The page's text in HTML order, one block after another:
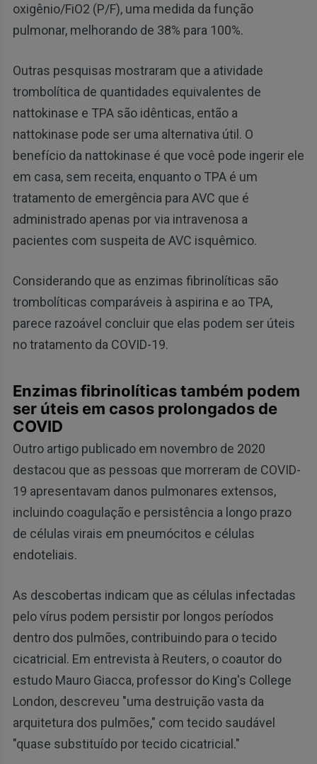
oxigênio/FiO2 (P/F), uma medida da função
pulmonar, melhorando de 38% para 100%.
Outras pesquisas mostraram que a atividade
trombolítica de quantidades equivalentes de
nattokinase e TPA são idênticas, então a
nattokinase pode ser uma alternativa útil. O
benefício da nattokinase é que você pode ingerir ele
em casa, sem receita, enquanto o TPA é um
tratamento de emergência para AVC que é
administrado apenas por via intravenosa a
pacientes com suspeita de AVC isquêmico.
Considerando que as enzimas fibrinolíticas são
trombolíticas comparáveis à aspirina e ao TPA,
parece razoável concluir que elas podem ser úteis
no tratamento da COVID-19.
Enzimas fibrinolíticas também podem
ser úteis em casos prolongados de
COVID
Outro artigo publicado em novembro de 2020
destacou que as pessoas que morreram de COVID-
19 apresentavam danos pulmonares extensos,
incluindo coagulação e persistência a longo prazo
de células virais em pneumócitos e células
endoteliais.
As descobertas indicam que as células infectadas
pelo vírus podem persistir por longos períodos
dentro dos pulmões, contribuindo para o tecido
cicatricial. Em entrevista à Reuters, o coautor do
estudo Mauro Giacca, professor do King's College
London, descreveu "uma destruição vasta da
arquitetura dos pulmões," com tecido saudável
"quase substituído por tecido cicatricial."